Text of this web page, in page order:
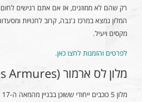
רק שהם לא ממוזגים, אז אם אתם רגישים
המלון נמצא במרכז ג'נבה, קרוב לחנויות
מקסים ויעיל.
לפרטים והזמנות לחצו כאן.
מלון לס ארמור (Hôtel Les Armures)